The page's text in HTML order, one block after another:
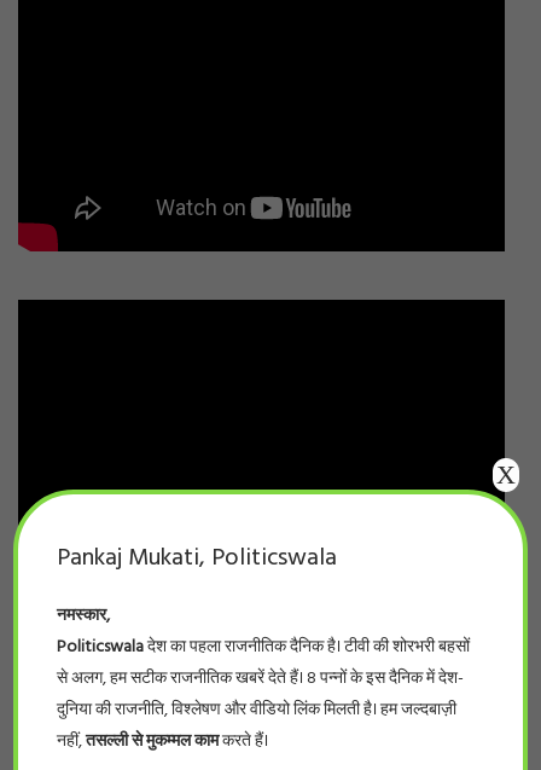
Pankaj Mukati, Politicswala
नमस्कार,
Politicswalaदेश का पहला राजनीतिक दैनिक है। टीवी की शोरभरी बहसों
से अलग, हम सटीक राजनीतिक खबरें देते हैं। 8 पन्नों के इस दैनिक में देश-
दुनिया की राजनीति, विश्लेषण और वीडियो लिंक मिलती है। हम जल्दबाज़ी
नहीं,तसल्ली से मुकम्मल कामकरते हैं।
X